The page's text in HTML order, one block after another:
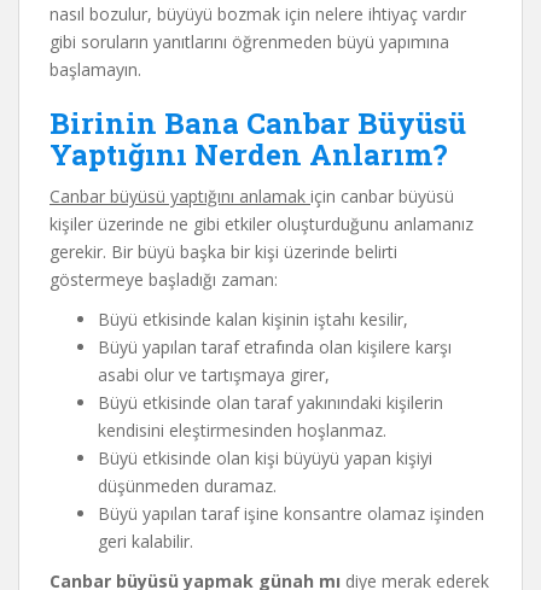
nasıl bozulur, büyüyü bozmak için nelere ihtiyaç vardır
gibi soruların yanıtlarını öğrenmeden büyü yapımına
başlamayın.
Birinin Bana Canbar Büyüsü
Yaptığını Nerden Anlarım?
Canbar büyüsü yaptığını anlamak için canbar büyüsü
kişiler üzerinde ne gibi etkiler oluşturduğunu anlamanız
gerekir. Bir büyü başka bir kişi üzerinde belirti
göstermeye başladığı zaman:
Büyü etkisinde kalan kişinin iştahı kesilir,
Büyü yapılan taraf etrafında olan kişilere karşı
asabi olur ve tartışmaya girer,
Büyü etkisinde olan taraf yakınındaki kişilerin
kendisini eleştirmesinden hoşlanmaz.
Büyü etkisinde olan kişi büyüyü yapan kişiyi
düşünmeden duramaz.
Büyü yapılan taraf işine konsantre olamaz işinden
geri kalabilir.
Canbar büyüsü yapmak günah mı diye merak ederek